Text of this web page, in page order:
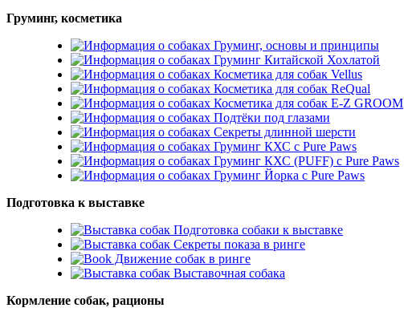
Груминг, косметика
Груминг, основы и принципы
Груминг Китайской Хохлатой
Косметика для собак Vellus
Косметика для собак ReQual
Косметика для собак E-Z GROOM
Подтёки под глазами
Секреты длинной шерсти
Груминг КХС с Pure Paws
Груминг КХС (PUFF) с Pure Paws
Груминг Йорка с Pure Paws
Подготовка к выставке
Подготовка собаки к выставке
Секреты показа в ринге
Движение собак в ринге
Выставочная собака
Кормление собак, рационы